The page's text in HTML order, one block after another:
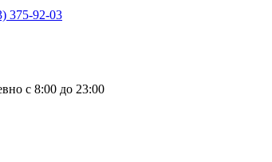
375-92-03
с 8:00 до 23:00